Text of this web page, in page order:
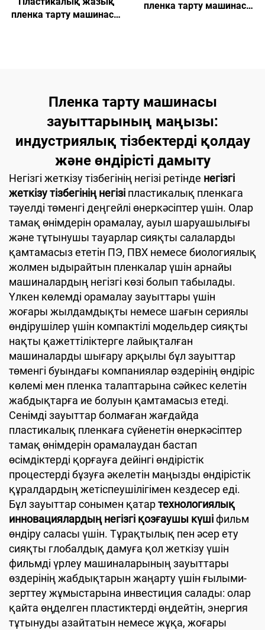
пленка тарту машинасы
пленка тарту машинасы
Пленка тарту машинасы
зауыттарының маңызы:
индустриялық тізбектерді қолдау
және өндірісті дамыту
Негізгі жеткізу тізбегінің негізі ретінде негізгі
жеткізу тізбегінің негізі пластикалық пленкага
тәуелді төменгі деңгейлі өнеркәсіптер үшін. Олар
тамақ өнімдерін орамалау, ауыл шаруашылығы
және тұтынушы тауарлар сияқты салаларды
қамтамасыз ететін ПЭ, ПВХ немесе биологиялық
жолмен ыдырайтын пленкалар үшін арнайы
машиналардың негізгі көзі болып табылады.
Үлкен көлемді орамалау зауыттары үшін
жоғары жылдамдықты немесе шағын сериялы
өндірушілер үшін компактілі модельдер сияқты
нақты қажеттіліктерге лайықталған
машиналарды шығару арқылы бұл зауыттар
төменгі буындағы компаниялар өздерінің өндіріс
көлемі мен пленка талаптарына сәйкес келетін
жабдықтарға ие болуын қамтамасыз етеді.
Сенімді зауыттар болмаған жағдайда
пластикалық пленкаға сүйенетін өнеркәсіптер
тамақ өнімдерін орамалаудан бастап
өсімдіктерді қорғауға дейінгі өндірістік
процестерді бұзуға әкелетін маңызды өндірістік
құралдардың жетіспеушілігімен кездесер еді.
Бұл зауыттар сонымен қатартехнологиялық
инновациялардың негізгі қозғаушы күшіфильм
өндіру саласы үшін. Тұрақтылық пен әсер ету
сияқты глобалдық дамуға қол жеткізу үшін
фильмді үрлеу машиналарының зауыттары
өздерінің жабдықтарын жаңарту үшін ғылыми-
зерттеу жұмыстарына инвестиция салады: олар
қайта өңделген пластиктерді өңдейтін, энергия
тұтынуды азайтатын немесе жұқа, жоғары